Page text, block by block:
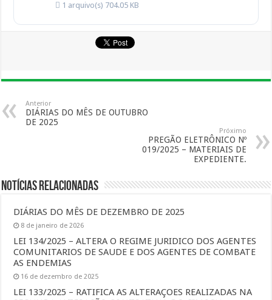
1 arquivo(s) 704.05 KB
Anterior
DIÁRIAS DO MÊS DE OUTUBRO
DE 2025
Próximo
PREGÃO ELETRÔNICO Nº
019/2025 – MATERIAIS DE
EXPEDIENTE.
Notícias Relacionadas
DIÁRIAS DO MÊS DE DEZEMBRO DE 2025
8 de janeiro de 2026
LEI 134/2025 – ALTERA O REGIME JURIDICO DOS AGENTES
COMUNITARIOS DE SAUDE E DOS AGENTES DE COMBATE
AS ENDEMIAS
16 de dezembro de 2025
LEI 133/2025 – RATIFICA AS ALTERAÇOES REALIZADAS NA